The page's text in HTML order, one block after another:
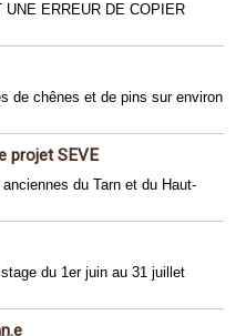
ERREUR DE COPIER
de chênes et de pins sur environ
projet SEVE
du Tarn et du Haut-
du 1er juin au 31 juillet